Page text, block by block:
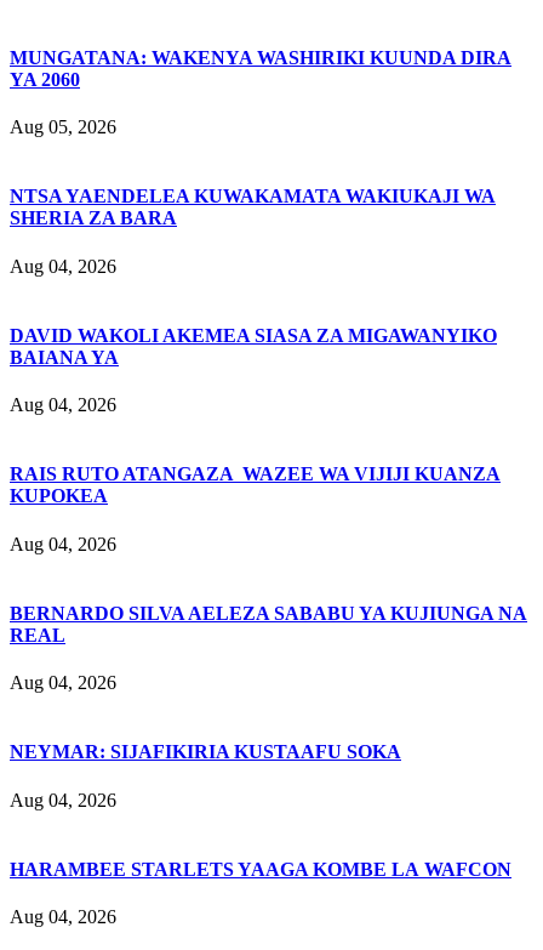
MUNGATANA: WAKENYA WASHIRIKI KUUNDA DIRA
YA 2060
Aug 05, 2026
NTSA YAENDELEA KUWAKAMATA WAKIUKAJI WA
SHERIA ZA BARA
Aug 04, 2026
DAVID WAKOLI AKEMEA SIASA ZA MIGAWANYIKO
BAIANA YA
Aug 04, 2026
RAIS RUTO ATANGAZA WAZEE WA VIJIJI KUANZA
KUPOKEA
Aug 04, 2026
BERNARDO SILVA AELEZA SABABU YA KUJIUNGA NA
REAL
Aug 04, 2026
NEYMAR: SIJAFIKIRIA KUSTAAFU SOKA
Aug 04, 2026
HARAMBEE STARLETS YAAGA KOMBE LA WAFCON
Aug 04, 2026